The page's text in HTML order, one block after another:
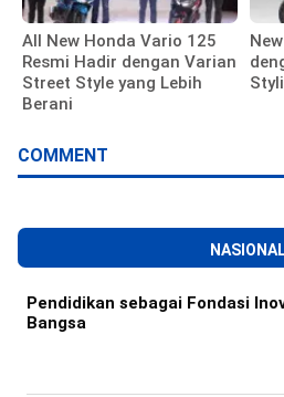
All New Honda Vario 125
Resmi Hadir dengan Varian
Street Style yang Lebih
Berani
COMMENT
Pendidikan sebagai Fondasi
Bangsa